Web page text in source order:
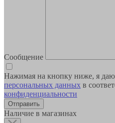
Сообщение
Нажимая на кнопку ниже, я даю
персональных данных в
конфиденциальности
Наличие в магазинах